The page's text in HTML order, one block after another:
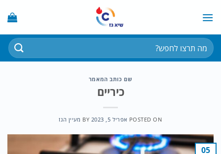
חיפוש
עבור:
שם כותב המאמר
כיריים
POSTED ON אפריל 5, 2023 BY מעיין הגז
05